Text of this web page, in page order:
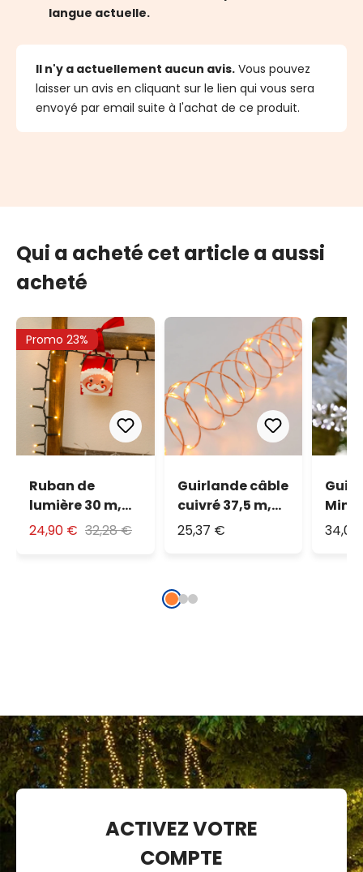
langue actuelle.
Il n'y a actuellement aucun avis. Vous pouvez
laisser un avis en cliquant sur le lien qui vous sera
envoyé par email suite à l'achat de ce produit.
Qui a acheté cet article a aussi
acheté
Promo 23%
Ruban de
lumière 30 m,
1500 led blanc
24,90 € 32,28 €
Guirlande câble
cuivré 37,5 m,
500 microled
25,37 €
m,
ACTIVEZ VOTRE
COMPTE